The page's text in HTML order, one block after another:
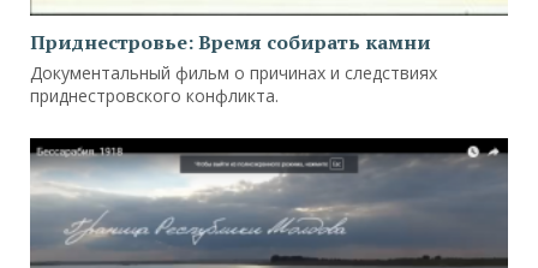
Приднестровье: Время собирать камни
Документальный фильм о причинах и следствиях
приднестровского конфликта.